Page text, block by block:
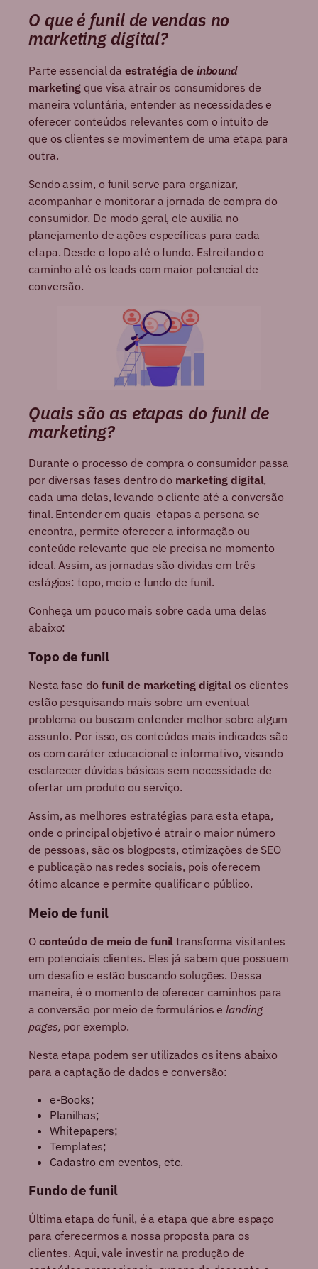
O que é funil de vendas no
marketing digital?
Parte essencial daestratégia de inbound
marketing que visa atrair os consumidores de
maneira voluntária, entender as necessidades e
oferecer conteúdos relevantes com o intuito de
que os clientes se movimentem de uma etapa para
outra.
Sendo assim, o funil serve para organizar,
acompanhar e monitorar a jornada de compra do
consumidor. De modo geral, ele auxilia no
planejamento de ações específicas para cada
etapa. Desde o topo até o fundo. Estreitando o
caminho até os leads com maior potencial de
conversão.
Quais são as etapas do funil de
marketing?
Durante o processo de compra o consumidor passa
por diversas fases dentro do marketing digital,
cada uma delas, levando o cliente até a conversão
final. Entender em quais etapas a persona se
encontra, permite oferecer a informação ou
conteúdo relevante que ele precisa no momento
ideal. Assim, as jornadas são dividas em três
estágios: topo, meio e fundo de funil.
Conheça um pouco mais sobre cada uma delas
abaixo:
Topo de funil
Nesta fase do funil de marketing digital os clientes
estão pesquisando mais sobre um eventual
problema ou buscam entender melhor sobre algum
assunto. Por isso, os conteúdos mais indicados são
os com caráter educacional e informativo, visando
esclarecer dúvidas básicas sem necessidade de
ofertar um produto ou serviço.
Assim, as melhores estratégias para esta etapa,
onde o principal objetivo é atrair o maior número
de pessoas, são os blogposts, otimizações de SEO
e publicação nas redes sociais, pois oferecem
ótimo alcance e permite qualificar o público.
Meio de funil
O conteúdo de meio de funil transforma visitantes
em potenciais clientes. Eles já sabem que possuem
um desafio e estão buscando soluções. Dessa
maneira, é o momento de oferecer caminhos para
a conversão por meio de formulários e landing
pages, por exemplo.
Nesta etapa podem ser utilizados os itens abaixo
para a captação de dados e conversão:
e-Books;
Planilhas;
Whitepapers;
Templates;
Cadastro em eventos, etc.
Fundo de funil
Última etapa do funil, é a etapa que abre espaço
para oferecermos a nossa proposta para os
clientes. Aqui, vale investir na produção de